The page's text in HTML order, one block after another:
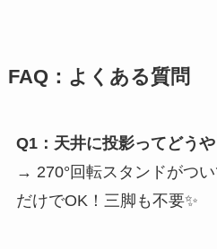
FAQ：よくある質問
Q1：天井に投影ってどう
→ 270°回転スタンドがつ
だけでOK！三脚も不要✨